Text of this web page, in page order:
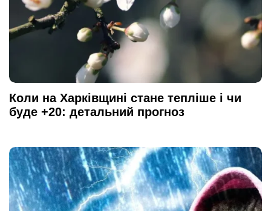
Коли на Харківщині стане тепліше і чи
буде +20: детальний прогноз